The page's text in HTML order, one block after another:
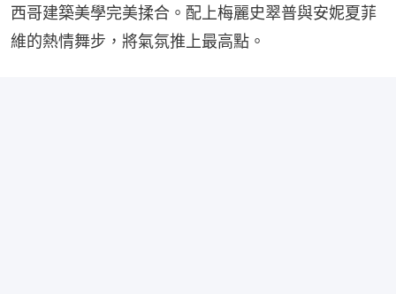
西哥建築美學完美揉合。配上梅麗史翠普與安妮夏菲
維的熱情舞步，將氣氛推上最高點。